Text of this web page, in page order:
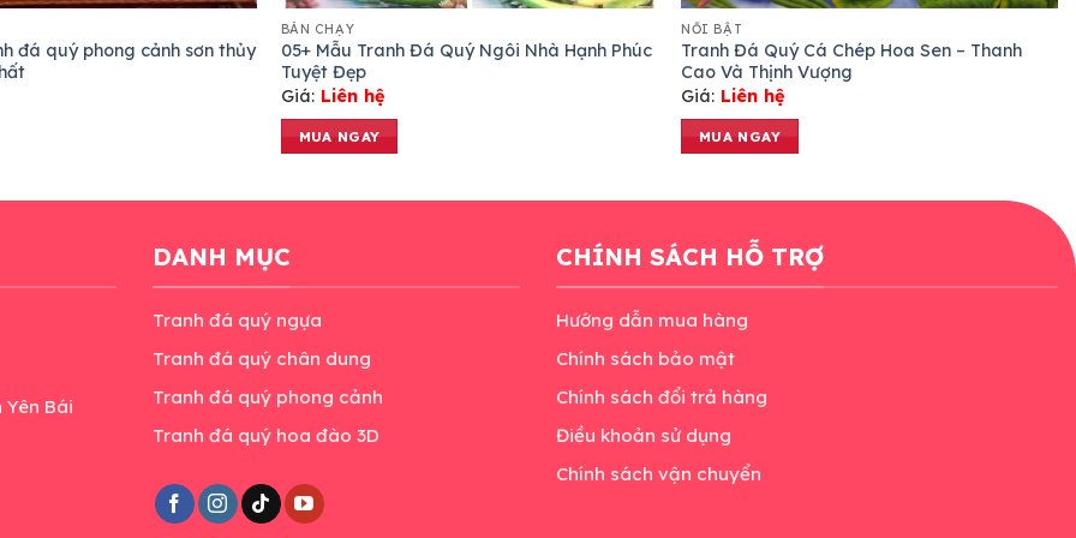
đá quý phong cảnh sơn thủy
BÁN CHẠY
05+ Mẫu Tranh Đá Quý Ngôi Nhà Hạnh Phúc
Tuyệt Đẹp
Giá: Liên hệ
MUA NGAY
NỔI BẬT
Tranh Đá Quý Cá Chép Hoa Sen – Thanh
Cao Và Thịnh Vượng
Giá: Liên hệ
MUA NGAY
Bái
DANH MỤC
Tranh đá quý ngựa
Tranh đá quý chân dung
Tranh đá quý phong cảnh
Tranh đá quý hoa đào 3D
CHÍNH SÁCH HỖ TRỢ
Hướng dẫn mua hàng
Chính sách bảo mật
Chính sách đổi trả hàng
Điều khoản sử dụng
Chính sách vận chuyển